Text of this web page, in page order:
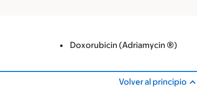
Doxorubicin (Adriamycin ®)
Volver al principio